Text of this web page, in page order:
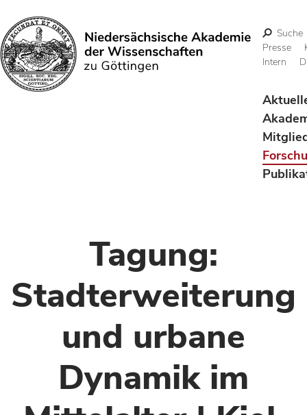
Suchen
Suche
Presse
Intern
Tagung:
Stadterweiterung
und urbane
Dynamik im